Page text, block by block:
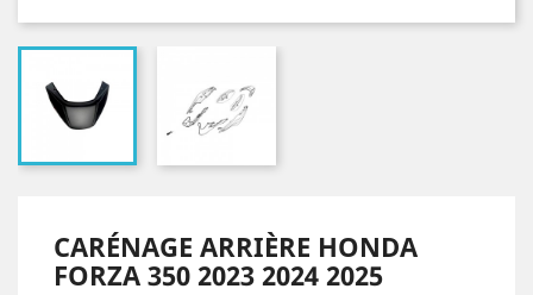
CARÉNAGE ARRIÈRE HONDA
FORZA 350 2023 2024 2025